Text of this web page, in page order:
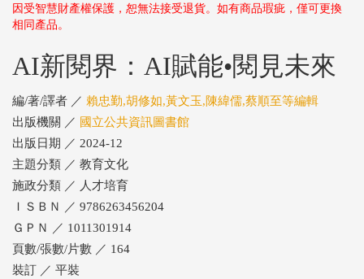
因受智慧財產權保護，恕無法接受退貨。如有商品瑕疵，僅可更換
相同產品。
AI新閱界：AI賦能•閱見未來
編/著/譯者 ／ 賴忠勤,胡修如,黃文玉,陳緯儒,蔡順至等編輯
出版機關 ／ 國立公共資訊圖書館
出版日期 ／ 2024-12
主題分類 ／ 教育文化
施政分類 ／ 人才培育
ＩＳＢＮ ／ 9786263456204
ＧＰＮ ／ 1011301914
頁數/張數/片數 ／ 164
裝訂 ／ 平裝